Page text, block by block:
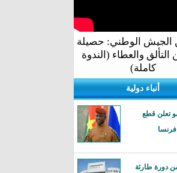
الجيش الوطني: حصيلة
والعطاء (الندوة
كاملة)
أنباء دولية
تعلن قطع
فرنسا
دورة طارئة